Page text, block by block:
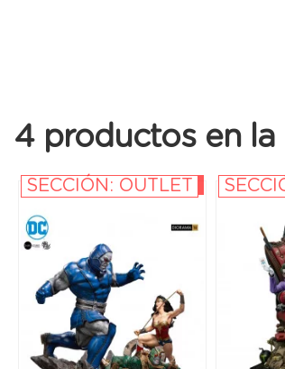
4 productos en la
-35%
SECCIÓN: OUTLET